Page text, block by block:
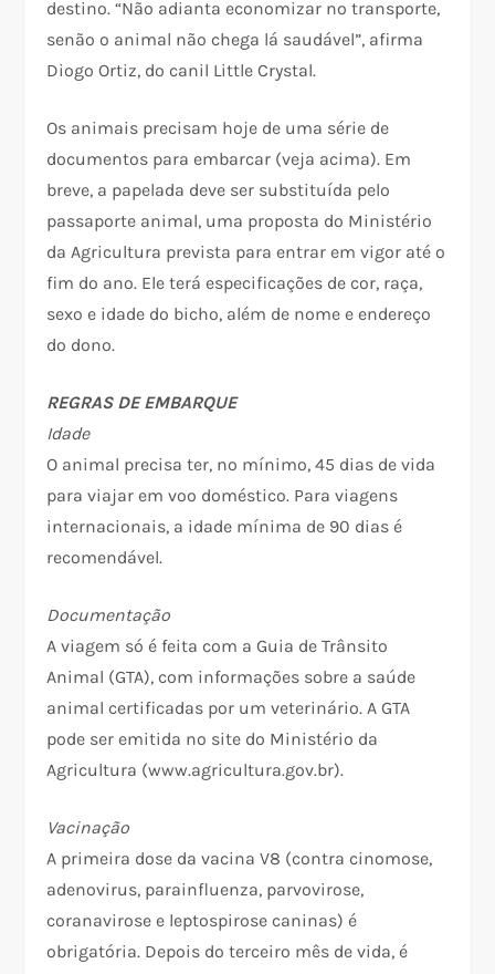
destino. “Não adianta economizar no transporte,
senão o animal não chega lá saudável”, afirma
Diogo Ortiz, do canil Little Crystal.
Os animais precisam hoje de uma série de
documentos para embarcar (veja acima). Em
breve, a papelada deve ser substituída pelo
passaporte animal, uma proposta do Ministério
da Agricultura prevista para entrar em vigor até o
fim do ano. Ele terá especificações de cor, raça,
sexo e idade do bicho, além de nome e endereço
do dono.
REGRAS DE EMBARQUE
Idade
O animal precisa ter, no mínimo, 45 dias de vida
para viajar em voo doméstico. Para viagens
internacionais, a idade mínima de 90 dias é
recomendável.
Documentação
A viagem só é feita com a Guia de Trânsito
Animal (GTA), com informações sobre a saúde
animal certificadas por um veterinário. A GTA
pode ser emitida no site do Ministério da
Agricultura (www.agricultura.gov.br).
Vacinação
A primeira dose da vacina V8 (contra cinomose,
adenovirus, parainfluenza, parvovirose,
coranavirose e leptospirose caninas) é
obrigatória. Depois do terceiro mês de vida, é